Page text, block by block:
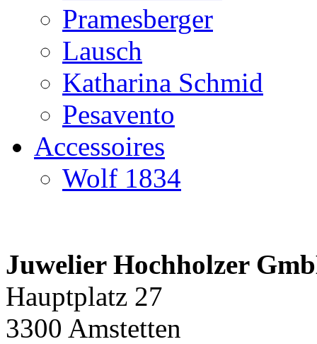
Pramesberger
Lausch
Katharina Schmid
Pesavento
Accessoires
Wolf 1834
Juwelier Hochholzer
Hauptplatz 27
3300 Amstetten